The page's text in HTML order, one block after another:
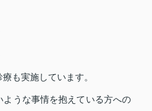
も実施しています。
うな事情を抱えている方への